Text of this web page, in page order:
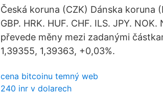
Česká koruna (CZK) Dánska koruna
GBP. HRK. HUF. CHF. ILS. JPY.
převede měny mezi zadanými
1,39355, 1,39363, +0,03%.
cena bitcoinu temný web
240 inr v dolarech